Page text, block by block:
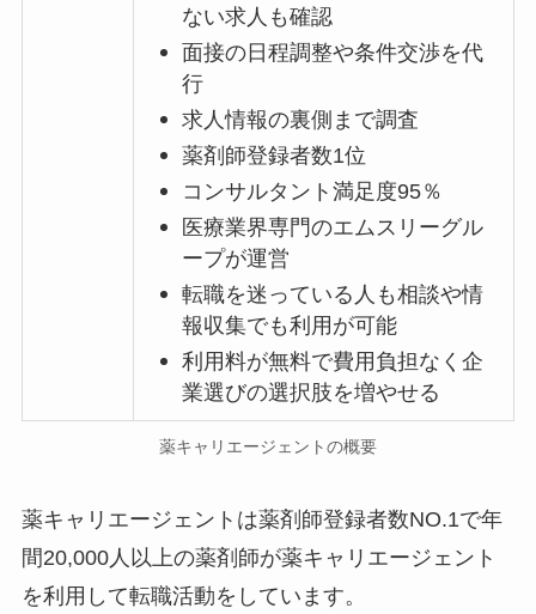
ない求人も確認
面接の日程調整や条件交渉を代
行
求人情報の裏側まで調査
薬剤師登録者数1位
コンサルタント満足度95％
医療業界専門のエムスリーグル
ープが運営
転職を迷っている人も相談や情
報収集でも利用が可能
利用料が無料で費用負担なく企
業選びの選択肢を増やせる
薬キャリエージェントの概要
薬キャリエージェントは薬剤師登録者数NO.1で年
間20,000人以上の薬剤師が薬キャリエージェント
を利用して転職活動をしています。